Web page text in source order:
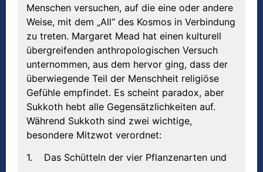
Menschen versuchen, auf die eine oder andere
Weise, mit dem „All“ des Kosmos in Verbindung
zu treten. Margaret Mead hat einen kulturell
übergreifenden anthropologischen Versuch
unternommen, aus dem hervor ging, dass der
überwiegende Teil der Menschheit religiöse
Gefühle empfindet. Es scheint paradox, aber
Sukkoth hebt alle Gegensätzlichkeiten auf.
Während Sukkoth sind zwei wichtige,
besondere Mitzwot verordnet:
1. Das Schütteln der vier Pflanzenarten und